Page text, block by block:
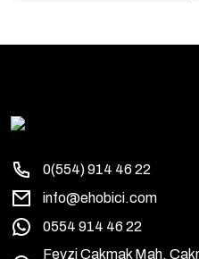
0(554) 914 46 22
info@ehobici.com
0554 914 46 22
Fevzi Çakmak Mah.